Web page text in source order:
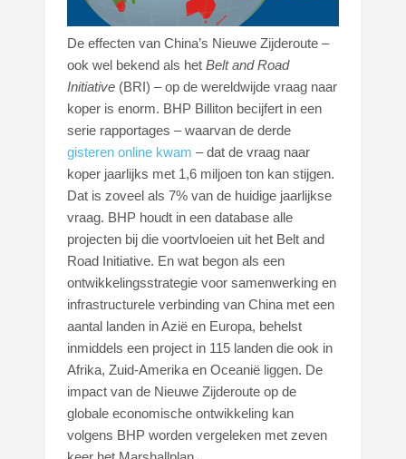
De effecten van China’s Nieuwe Zijderoute –
ook wel bekend als hetBelt and Road
Initiative (BRI) – op de wereldwijde vraag naar
koper is enorm. BHP Billiton becijfert in een
serie rapportages – waarvan de derde
gisteren online kwam – dat de vraag naar
koper jaarlijks met 1,6 miljoen ton kan stijgen.
Dat is zoveel als 7% van de huidige jaarlijkse
vraag. BHP houdt in een database alle
projecten bij die voortvloeien uit het Belt and
Road Initiative. En wat begon als een
ontwikkelingsstrategie voor samenwerking en
infrastructurele verbinding van China met een
aantal landen in Azië en Europa, behelst
inmiddels een project in 115 landen die ook in
Afrika, Zuid-Amerika en Oceanië liggen. De
impact van de Nieuwe Zijderoute op de
globale economische ontwikkeling kan
volgens BHP worden vergeleken met zeven